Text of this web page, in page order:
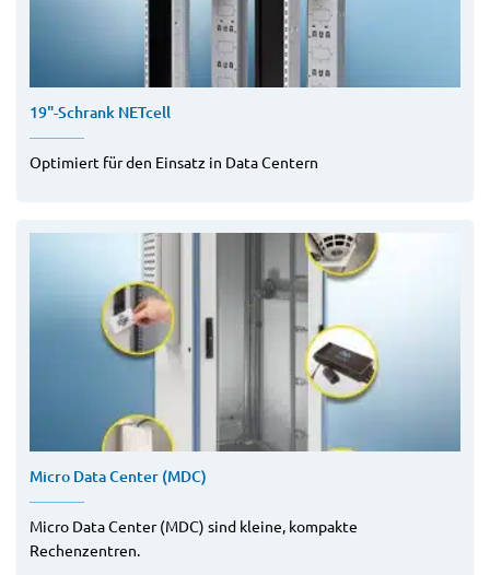
19"-Schrank NETcell
Optimiert für den Einsatz in Data Centern
Micro Data Center (MDC)
Micro Data Center (MDC) sind kleine, kompakte
Rechenzentren.